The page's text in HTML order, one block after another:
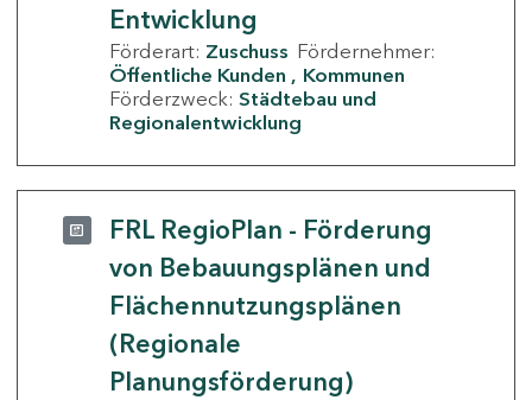
Entwicklung
Förderart: Zuschuss Fördernehmer:
Öffentliche Kunden
Kommunen
Förderzweck: Städtebau und
Regionalentwicklung
FRL RegioPlan - Förderung
von Bebauungsplänen und
Flächennutzungsplänen
(Regionale
Planungsförderung)